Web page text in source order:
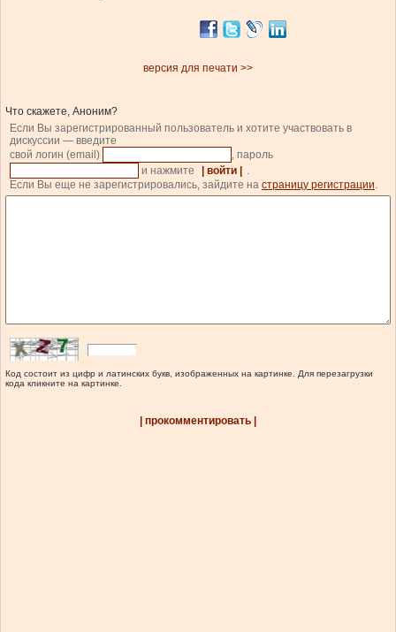
версия для печати >>
Что скажете, Аноним?
Если Вы зарегистрированный пользователь и хотите участвовать в
дискуссии — введите
свой логин (email)
, пароль
и нажмите
| войти |
.
Если Вы еще не зарегистрировались, зайдите на страницу регистрации.
Код состоит из цифр и латинских букв, изображенных на картинке. Для перезагрузки
кода кликните на картинке.
| прокомментировать |